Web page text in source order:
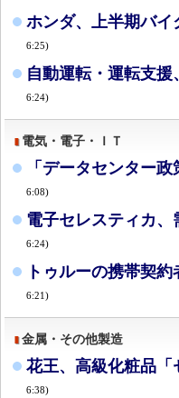
ホンダ、上半期バイ
6:25)
自動運転・運転支
6:24)
電気・電子・ＩＴ
「データセンター
6:08)
電子セレスティカ
6:24)
トゥルーの携帯契
6:21)
金属・その他製造
花王、高級化粧品
6:38)